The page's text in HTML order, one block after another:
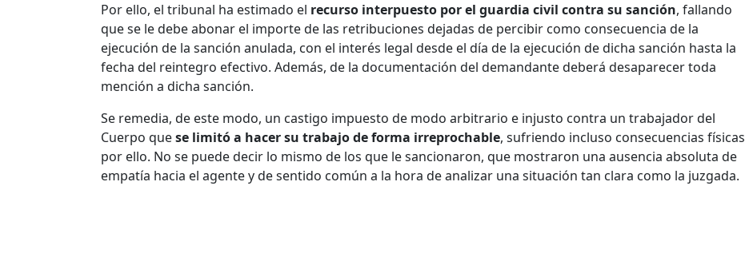
Por ello, el tribunal ha estimado el recurso interpuesto por el guardia civil contra su sanción, fallando
que se le debe abonar el importe de las retribuciones dejadas de percibir como consecuencia de la
ejecución de la sanción anulada, con el interés legal desde el día de la ejecución de dicha sanción hasta la
fecha del reintegro efectivo. Además, de la documentación del demandante deberá desaparecer toda
mención a dicha sanción.
Se remedia, de este modo, un castigo impuesto de modo arbitrario e injusto contra un trabajador del
Cuerpo quese limitó a hacer su trabajo de forma irreprochable, sufriendo incluso consecuencias físicas
por ello. No se puede decir lo mismo de los que le sancionaron, que mostraron una ausencia absoluta de
empatía hacia el agente y de sentido común a la hora de analizar una situación tan clara como la juzgada.